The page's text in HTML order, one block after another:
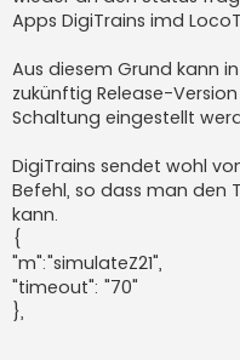
Apps DigiTrains imd
Aus diesem Grund kann
zukünftig Release-
Schaltung eingestellt
DigiTrains sendet wohl
Befehl, so dass man den
kann.
{
"m":"simulateZ21",
"timeout": "70"
},